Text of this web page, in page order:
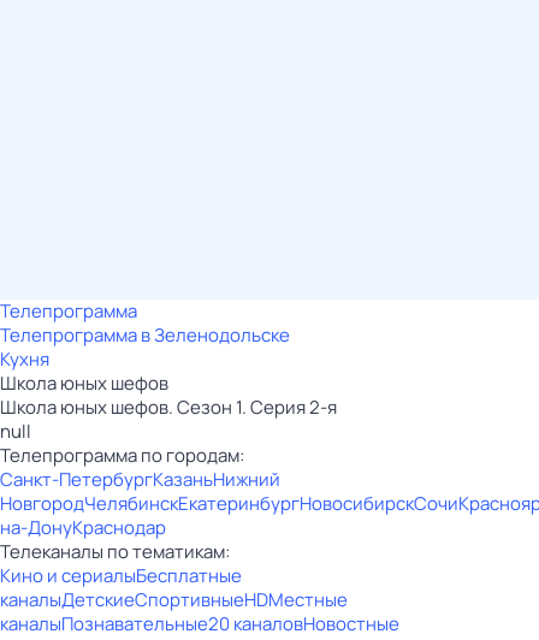
Телепрограмма
Телепрограмма в Зеленодольске
Кухня
Школа юных шефов
Школа юных шефов. Сезон 1. Серия 2-я
null
Телепрограмма по городам:
Санкт-ПетербургКазаньНижний
НовгородЧелябинскЕкатеринбургНовосибирскСочи
на-ДонуКраснодар
Телеканалы по тематикам:
Кино и сериалыБесплатные
каналыДетскиеСпортивныеHDМестные
каналыПознавательные20 каналовНовостные